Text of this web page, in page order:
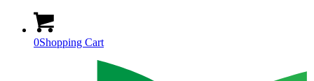
0Shopping Cart